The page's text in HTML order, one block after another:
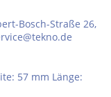
Bosch-Straße 26,
57 mm Länge: